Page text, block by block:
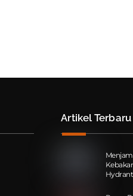
Artikel Terbaru